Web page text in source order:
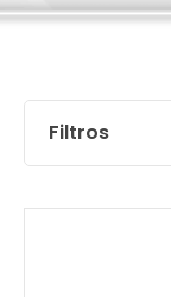
Filtros